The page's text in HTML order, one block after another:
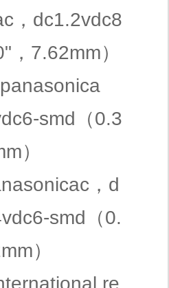
，dc1.2vdc8
，7.62mm）
smd（0.3
）
，d
smd（0.
）
re